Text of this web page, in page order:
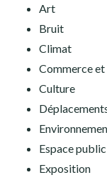
Art
Bruit
Climat
Commerce
Culture
Espace public
Exposition